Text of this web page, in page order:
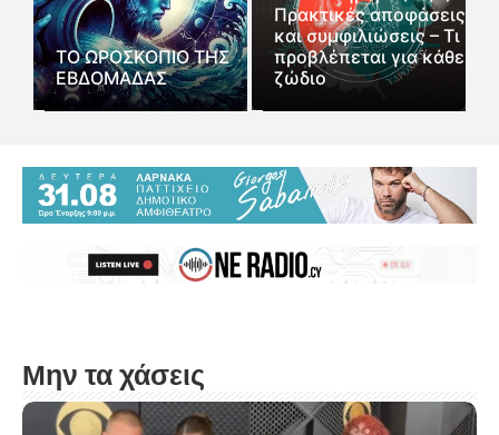
ΤΟ ΩΡΟΣΚΟΠΙΟ ΤΗΣ
ΕΒΔΟΜΑΔΑΣ
Πρακτικές αποφάσεις
και συμφιλιώσεις – Τι
προβλέπεται για κάθε
ζώδιο
Μην τα χάσεις